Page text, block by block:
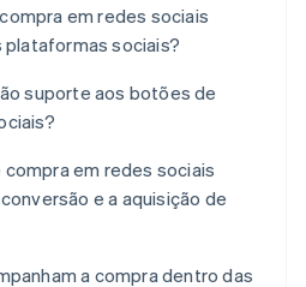
em redes sociais
sociais?
suporte aos botões de
em redes sociais
e a aquisição de
a compra dentro das